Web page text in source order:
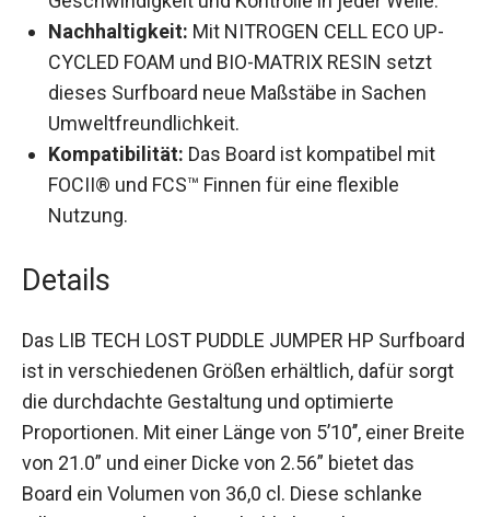
das tiefe Concave sorgen für exzellente
Geschwindigkeit und Kontrolle in jeder Welle.
Nachhaltigkeit:Mit NITROGEN CELL ECO UP-
CYCLED FOAM und BIO-MATRIX RESIN setzt
dieses Surfboard neue Maßstäbe in Sachen
Umweltfreundlichkeit.
Kompatibilität:Das Board ist kompatibel mit
FOCII® und FCS™ Finnen für eine flexible
Das LIB TECH LOST PUDDLE JUMPER HP
Surfboard ist in verschiedenen Größen erhältlich,
dafür sorgt die durchdachte Gestaltung und
optimierte Proportionen. Mit einer Länge von
5’10’’, einer Breite von 21.0” und einer Dicke von